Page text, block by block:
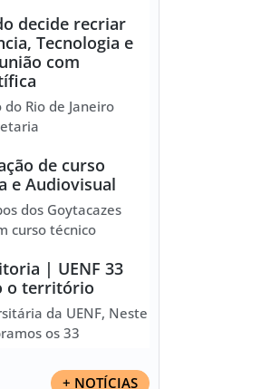
decide recriar
Tecnologia e
com
Rio de Janeiro
de curso
e Audiovisual
dos Goytacazes
curso técnico
| UENF 33
o território
da UENF, Neste
os 33
+ NOTÍCIAS